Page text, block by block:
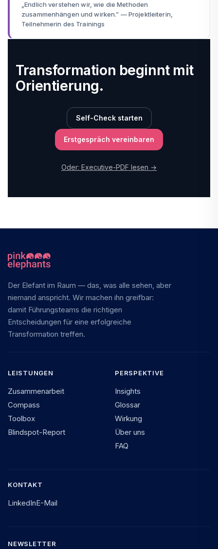
„Endlich verstehen wir, wie die Methoden
zusammenhängen und wirken.” — Projektleiterin,
Teilnehmerin des Trainings
Transformation beginnt mit
Orientierung.
Self-Check starten
Erstgespräch vereinbaren
Oder: Executive-PDF lesen →
Der Elefant im Raum — das, was alle sehen, aber
niemand anspricht. Wir machen ihn greifbar:
damit Führungsteams die richtigen
Entscheidungen für eine erfolgreiche
Transformation treffen.
LEISTUNGEN
Zusammenarbeit
Compass
Toolbox
Blindspot-Report
PERSPEKTIVE
Insights
Glossar
Wirkung
Über uns
FAQ
KONTAKT
LinkedInE-Mail
NEWSLETTER